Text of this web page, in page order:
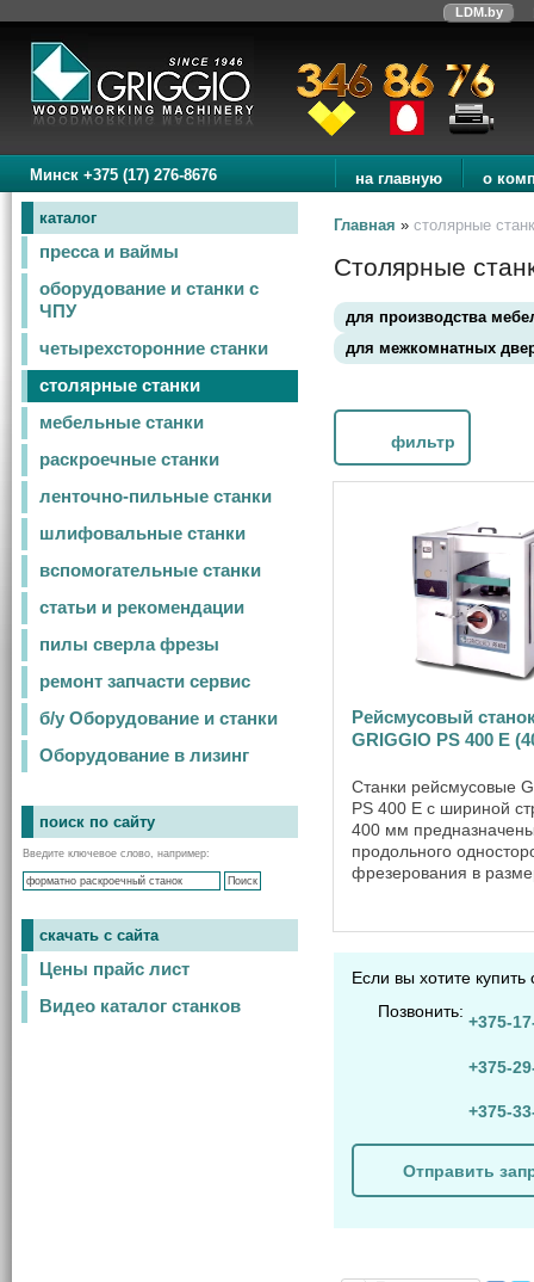
LDM.by
Минск +375 (17) 276-8676 на главную о
каталог
пресса и ваймы
оборудование и станки с
ЧПУ
четырехсторонние станки
столярные станки
мебельные станки
раскроечные станки
ленточно-пильные станки
шлифовальные станки
вспомогательные станки
статьи и рекомендации
пилы сверла фрезы
ремонт запчасти сервис
б/у Оборудование и станки
Оборудование в лизинг
поиск по сайту
Введите ключевое слово, например:
скачать с сайта
Цены прайс лист
Видео каталог станков
Главная » столярные
Столярные
для производства
для межкомнатных
фильтр
Рейсмусовый
GRIGGIO PS 400 Е
Станки рейсмусовые
PS 400 E с шириной
400 мм
продольного
фрезерования в
и могут применяться в
различных
Если вы хотите
Позвонить:
+375-
+375-
+375-
Отправить